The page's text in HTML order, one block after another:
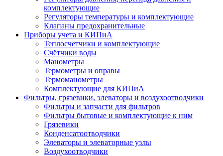
комплектующие
Регуляторы температуры и комплектующие
Клапаны предохранительные
Приборы учета и КИПиА
Теплосчетчики и комплектующие
Счётчики воды
Манометры
Термометры и оправы
Термоманометры
Комплектующие для КИПиА
Фильтры, грязевики, элеваторы и воздухоотводчики
Фильтры и запчасти для фильтров
Фильтры бытовые и комплектующие к ним
Грязевики
Конденсатоотводчики
Элеваторы и элеваторные узлы
Воздухоотводчики